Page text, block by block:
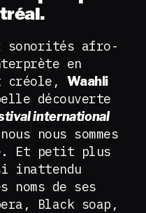
sonorités afro-
en
créole, Waahli
découverte
international
nous sommes
Et petit plus
inattendu
noms de ses
Black soap,